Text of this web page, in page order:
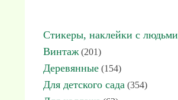
Стикеры, наклейки с людьми
Винтаж (201)
Деревянные (154)
Для детского сада (354)